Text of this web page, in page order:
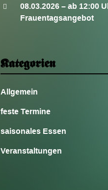
08.03.2026 – ab 12:00
Frauentagsangebot
Kategorien
Allgemein
feste Termine
saisonales Essen
Veranstaltungen